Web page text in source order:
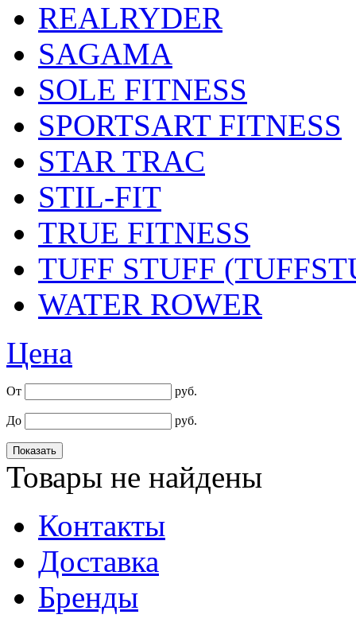
REALRYDER
SAGAMA
SOLE FITNESS
SPORTSART FITNESS
STAR TRAC
STIL-FIT
TRUE FITNESS
TUFF STUFF
WATER ROWER
Цена
От руб.
До руб.
Товары не найдены
Контакты
Доставка
Бренды